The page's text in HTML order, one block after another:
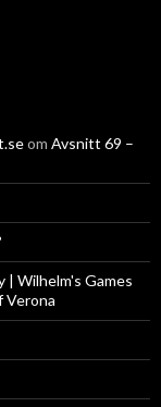
om Avsnitt 69 –
| Wilhelm's Games
Verona